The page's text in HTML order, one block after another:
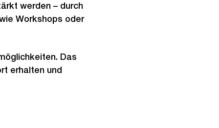
werden – durch
Workshops oder
Das
erhalten und